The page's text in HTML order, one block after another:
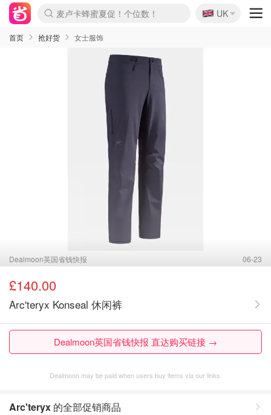
麦卢卡蜂蜜夏促！个位数！
Prada/Miu 4.8折！
啥？必胜客披萨5折！
🇬🇧
UK
首页 抢好货 女士服饰
Dealmoon英国省钱快报 06-23
£140.00
Arc'teryx Konseal 休闲裤
Dealmoon英国省钱快报 直达购买链接 →
Dealmoon may be paid when users buy items via our links.
Arc'teryx 的全部促销商品